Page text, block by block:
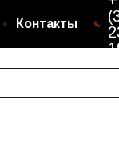
Контакты